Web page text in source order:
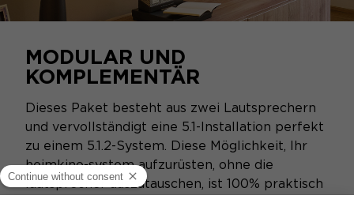
MODULAR UND
KOMPLEMENTÄR
Dieses Paket besteht aus zwei Lautsprechern
und vervollständigt eine 5.1-Installation perfekt
zu einem 5.1.2-System. Diese Möglichkeit, Ihr
heimkino-system aufzurüsten, ohne die
lautsprecher auszutauschen, ist 100% praktisch